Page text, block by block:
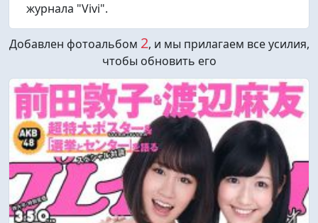
журнала "Vivi".
Добавлен фотоальбом 2, и мы прилагаем все усилия,
чтобы обновить его